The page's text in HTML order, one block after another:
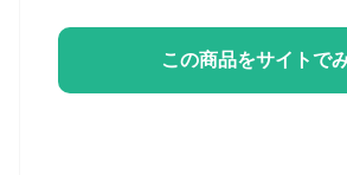
この商品をサイトで